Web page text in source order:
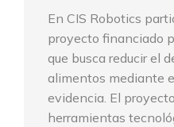
En CIS Robotics
proyecto financiado
que busca reducir el
alimentos mediante
evidencia. El
herramientas